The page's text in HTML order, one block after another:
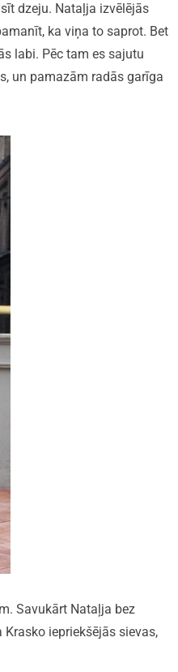
dzeju. Nataļja izvēlējās
ka viņa to saprot. Bet
labi. Pēc tam es sajutu
un pamazām radās garīga
Savukārt Nataļja bez
iepriekšējās sievas,